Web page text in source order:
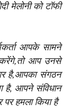
मेलोनी को टॉफी
आपके सामने
करेंगे,तो आप उनसे
है,आपका संगठन
है, आपने संविधान
हमला किया है